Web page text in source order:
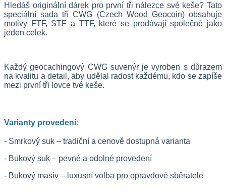
Hledáš originální dárek pro první tři nálezce své keše? Tato
speciální sada tří CWG (Czech Wood Geocoin) obsahuje
motivy FTF, STF a TTF, které se prodávají společně jako
jeden celek.
Každý geocachingový CWG suvenýr je vyroben s důrazem
na kvalitu a detail, aby udělal radost každému, kdo se zapíše
mezi první tři lovce tvé keše.
Varianty provedení:
- Smrkový suk – tradiční a cenově dostupná varianta
- Bukový suk – pevné a odolné provedení
- Bukový masiv – luxusní volba pro opravdové sběratele